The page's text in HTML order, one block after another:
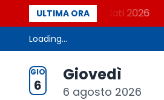
ULTIMA ORA
Cosa dicono i dati 2026
Loading...
GIO
6
Giovedì
6 agosto 2026